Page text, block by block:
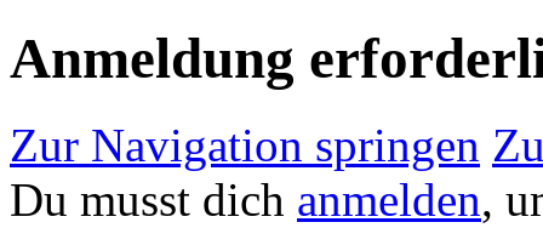
Anmeldung
Zur Navigation springen
Du musst dich anmelden,